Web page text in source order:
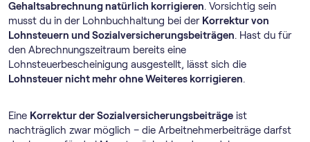
Gehaltsabrechnung natürlich korrigieren. Vorsichtig sein
musst du in der Lohnbuchhaltung bei der Korrektur von
Lohnsteuern und Sozialversicherungsbeiträgen. Hast du für
den Abrechnungszeitraum bereits eine
Lohnsteuerbescheinigung ausgestellt, lässt sich die
Lohnsteuer nicht mehr ohne Weiteres korrigieren.
Eine Korrektur der Sozialversicherungsbeiträge ist
nachträglich zwar möglich – die Arbeitnehmerbeiträge darfst